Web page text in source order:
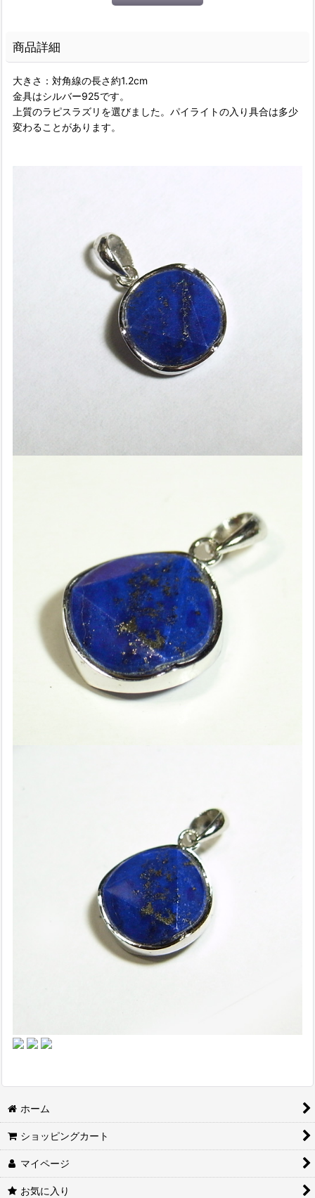
商品詳細
大きさ：対角線の長さ約1.2cm
金具はシルバー925です。
上質のラピスラズリを選びました。パイライトの入り具合は多少
変わることがあります。
ホーム
ショッピングカート
マイページ
お気に入り